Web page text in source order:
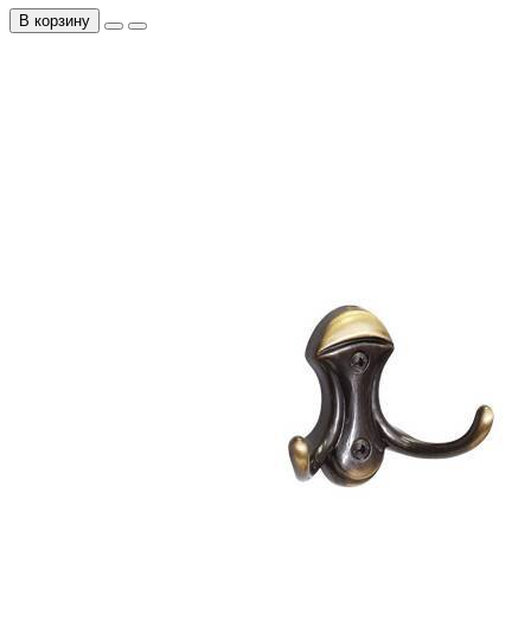
В корзину